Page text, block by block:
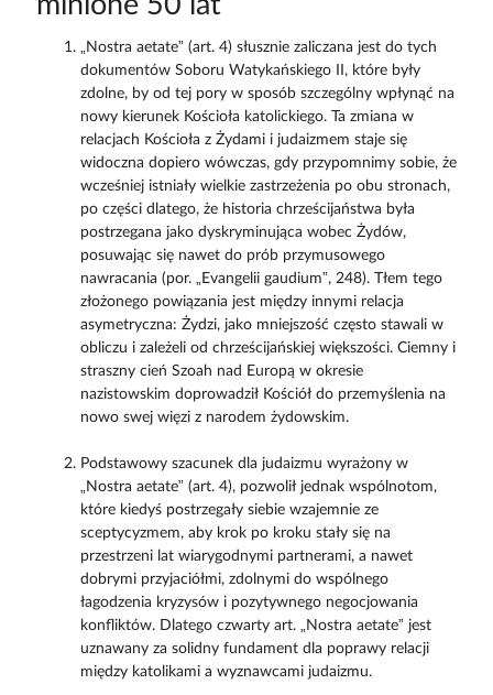
„Nostra aetate” (art. 4) słusznie zaliczana jest do tych
dokumentów Soboru Watykańskiego II, które były
zdolne, by od tej pory w sposób szczególny wpłynąć na
nowy kierunek Kościoła katolickiego. Ta zmiana w
relacjach Kościoła z Żydami i judaizmem staje się
widoczna dopiero wówczas, gdy przypomnimy sobie, że
wcześniej istniały wielkie zastrzeżenia po obu stronach,
po części dlatego, że historia chrześcijaństwa była
postrzegana jako dyskryminująca wobec Żydów,
posuwając się nawet do prób przymusowego
nawracania (por. „Evangelii gaudium”, 248). Tłem tego
złożonego powiązania jest między innymi relacja
asymetryczna: Żydzi, jako mniejszość często stawali w
obliczu i zależeli od chrześcijańskiej większości. Ciemny i
straszny cień Szoah nad Europą w okresie
nazistowskim doprowadził Kościół do przemyślenia na
nowo swej więzi z narodem żydowskim.
Podstawowy szacunek dla judaizmu wyrażony w
„Nostra aetate” (art. 4), pozwolił jednak wspólnotom,
które kiedyś postrzegały siebie wzajemnie ze
sceptycyzmem, aby krok po kroku stały się na
przestrzeni lat wiarygodnymi partnerami, a nawet
dobrymi przyjaciółmi, zdolnymi do wspólnego
łagodzenia kryzysów i pozytywnego negocjowania
konfliktów. Dlatego czwarty art. „Nostra aetate” jest
uznawany za solidny fundament dla poprawy relacji
między katolikami a wyznawcami judaizmu.